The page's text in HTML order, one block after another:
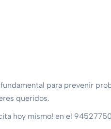
para prevenir
queridos.
hoy mismo! en el